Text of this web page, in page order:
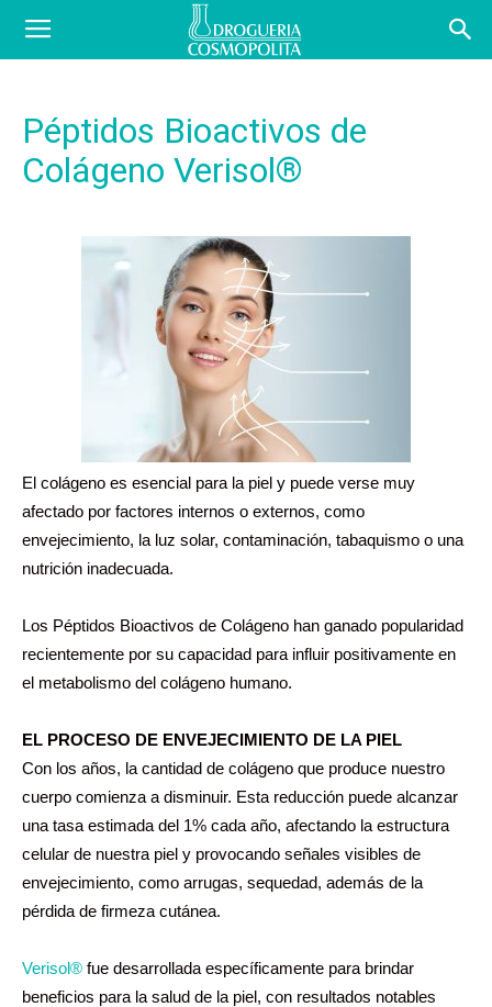
COSBLOG
Péptidos Bioactivos de
Colágeno Verisol®
El colágeno es esencial para la piel y puede verse muy
afectado por factores internos o externos, como
envejecimiento, la luz solar, contaminación, tabaquismo o una
nutrición inadecuada.
Los Péptidos Bioactivos de Colágeno han ganado popularidad
recientemente por su capacidad para influir positivamente en
el metabolismo del colágeno humano.
EL PROCESO DE ENVEJECIMIENTO DE LA PIEL
Con los años, la cantidad de colágeno que produce nuestro
cuerpo comienza a disminuir. Esta reducción puede alcanzar
una tasa estimada del 1% cada año, afectando la estructura
celular de nuestra piel y provocando señales visibles de
envejecimiento, como arrugas, sequedad, además de la
pérdida de firmeza cutánea.
Verisol® fue desarrollada específicamente para brindar
beneficios para la salud de la piel, con resultados notables